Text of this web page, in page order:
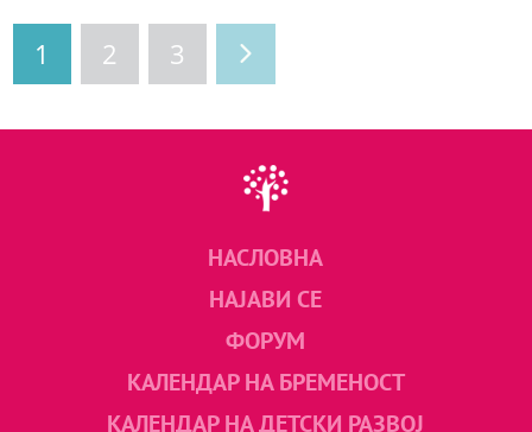
1 2 3
НАСЛОВНА
НАЈАВИ СЕ
ФОРУМ
КАЛЕНДАР НА БРЕМЕНОСТ
КАЛЕНДАР НА ДЕТСКИ РАЗВОЈ